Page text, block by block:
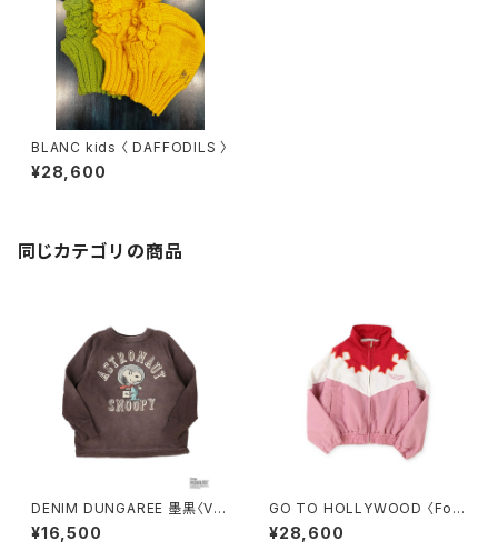
BLANC kids 〈 DAFFODILS 〉
¥28,600
同じカテゴリの商品
DENIM DUNGAREE 墨黒〈Vin
tage Cotton Jersey SNOO
PY ASTRONAUT Tee〉
¥16,500
GO TO HOLLYWOOD 〈Folk
lore Nylon Jacket〉RED
¥28,600